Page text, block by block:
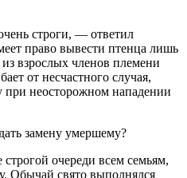
строги, — ответил
право вывести птенца лишь
взрослых членов племени
от несчастного случая,
при неосторожном нападении
замену умершему?
очереди всем семьям,
Обычай свято выполнялся